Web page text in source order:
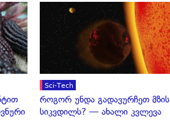
გადახედვა
Sci-Tech
როგორ უნდა გადავურჩეთ მზის
სიკვდილს? — ახალი კვლევა